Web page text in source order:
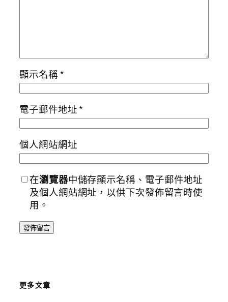
顯示名稱*
電子郵件地址*
個人網站網址
在瀏覽器中儲存顯示名稱、電子郵件地址
及個人網站網址，以供下次發佈留言時使
用。
更多文章